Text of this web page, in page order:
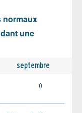
normaux
une
septembre
0